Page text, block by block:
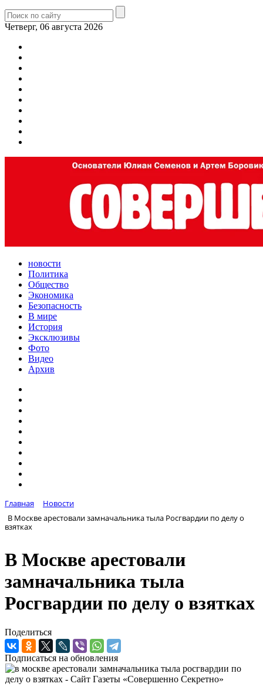
Четверг, 06 августа 2026
новости
Политика
Общество
Экономика
Безопасность
В мире
История
Эксклюзивы
Фото
Видео
Архив
Главная
Новости
В Москве арестовали замначальника тыла Росгвардии по делу о
взятках
В Москве арестовали
замначальника тыла
Росгвардии по делу о взятках
Поделиться
Подписаться на обновления